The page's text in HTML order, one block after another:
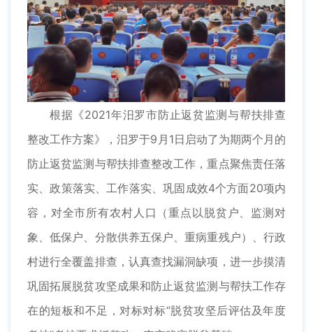
根据《2021年汨罗市防止返贫监测与帮扶排查
整改工作方案》，汨罗于9月1日启动了为期两个月的
防止返贫监测与帮扶排查整改工作，重点聚焦责任落
实、政策落实、工作落实、巩固成效4个方面20项内
容，对全市所有农村人口（重点以脱贫户、监测对
象、低保户、分散供养五保户、重病重残户）、行政
村进行全覆盖排查，认真查找漏洞缺项，进一步摸清
巩固拓展脱贫攻坚成果和防止返贫监测与帮扶工作存
在的短板和不足，对标对标“脱贫攻坚后评估及年度